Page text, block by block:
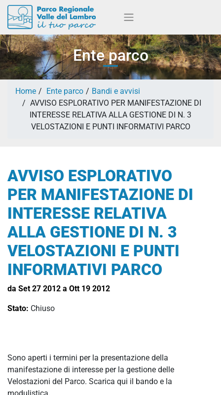
Ente parco
Home Ente parco
Bandi e avvisi
AVVISO ESPLORATIVO PER MANIFESTAZIONE DI
INTERESSE RELATIVA ALLA GESTIONE DI N. 3
VELOSTAZIONI E PUNTI INFORMATIVI PARCO
AVVISO ESPLORATIVO
PER MANIFESTAZIONE DI
INTERESSE RELATIVA
ALLA GESTIONE DI N. 3
VELOSTAZIONI E PUNTI
INFORMATIVI PARCO
da Set 27 2012 a Ott 19 2012
Stato: Chiuso
Sono aperti i termini per la presentazione della
manifestazione di interesse per la gestione delle
Velostazioni del Parco. Scarica qui il bando e la